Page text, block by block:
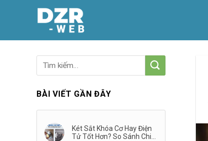
BÀI VIẾT GẦN ĐÂY
Két Sắt Khóa Cơ Hay Điện
Tử Tốt Hơn? So Sánh Chi